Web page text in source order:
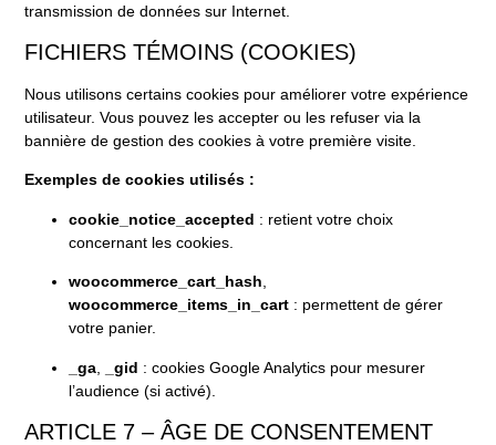
transmission de données sur Internet.
FICHIERS TÉMOINS (COOKIES)
Nous utilisons certains cookies pour améliorer votre expérience
utilisateur. Vous pouvez les accepter ou les refuser via la
bannière de gestion des cookies à votre première visite.
Exemples de cookies utilisés :
cookie_notice_accepted : retient votre choix
concernant les cookies.
woocommerce_cart_hash
woocommerce_items_in_cart : permettent de gérer
votre panier.
_ga _gid : cookies Google Analytics pour mesurer
l’audience (si activé).
ARTICLE 7 – ÂGE DE CONSENTEMENT